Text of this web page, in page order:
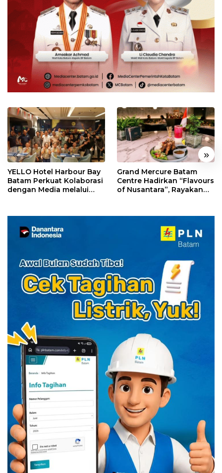
« »
YELLO Hotel Harbour Bay
Batam Perkuat Kolaborasi
dengan Media melalui
Grand Mercure Batam
Centre Hadirkan “Flavours
of Nusantara”, Rayakan